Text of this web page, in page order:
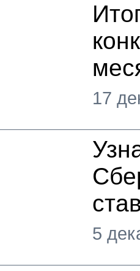
17
5